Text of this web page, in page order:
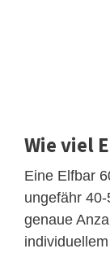
Wie viel
Eine Elfbar
ungefähr
genaue